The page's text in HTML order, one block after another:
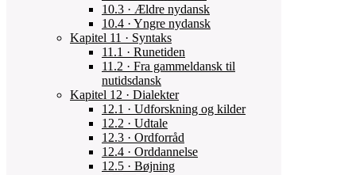
10.3 · Ældre nydansk
10.4 · Yngre nydansk
Kapitel 11 · Syntaks
11.1 · Runetiden
11.2 · Fra gammeldansk til
nutidsdansk
Kapitel 12 · Dialekter
12.1 · Udforskning og kilder
12.2 · Udtale
12.3 · Ordforråd
12.4 · Orddannelse
12.5 · Bøjning